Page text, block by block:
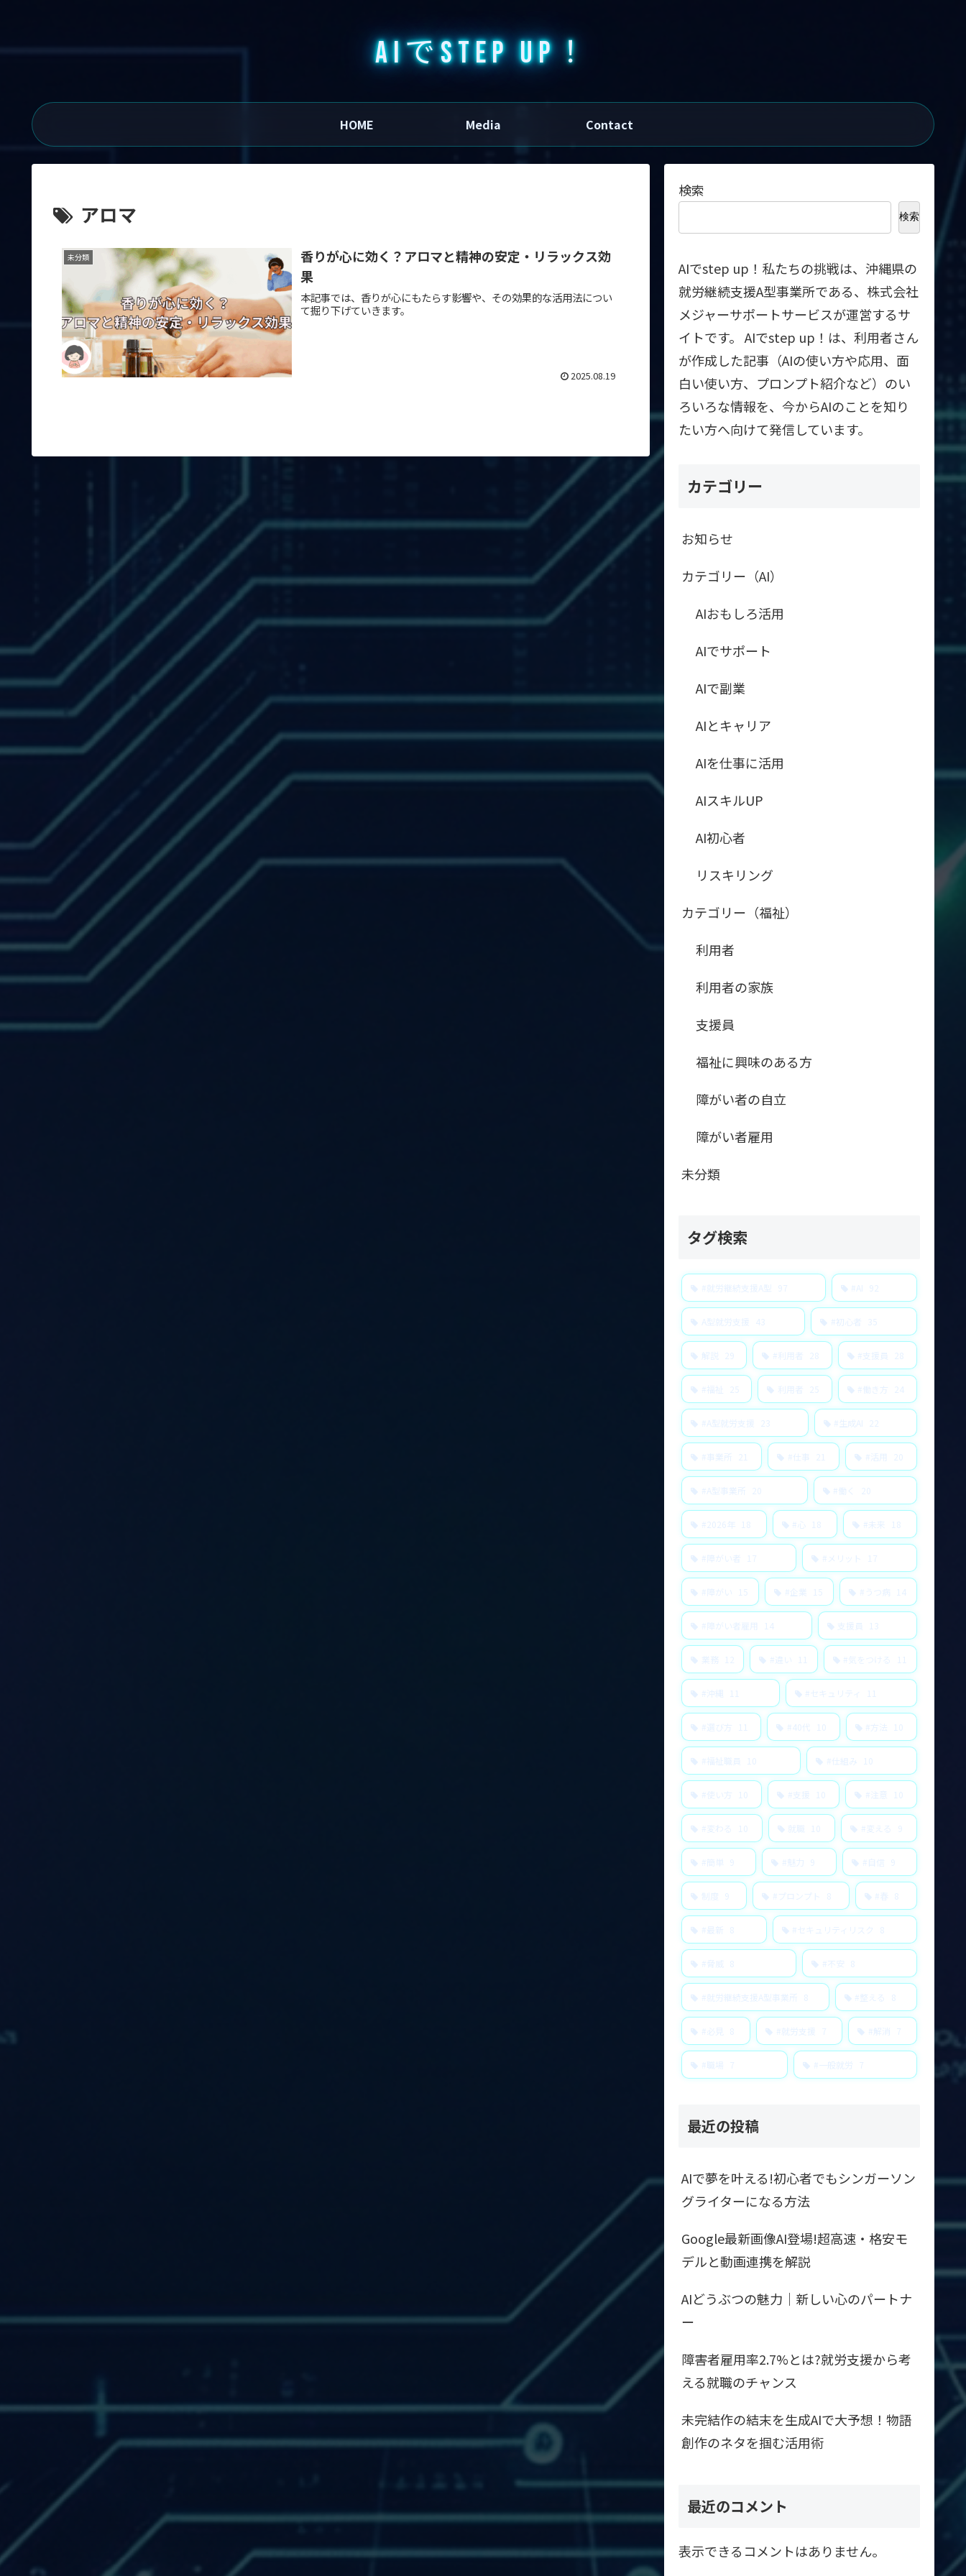
AIでSTEP UP！
HOME Media Contact
アロマ
未分類
香りが心に効く？アロマと精神の安定・リラックス効
果
本記事では、香りが心にもたらす影響や、その効果的な活用法につい
て掘り下げていきます。
2025.08.19
検索
検索
AIでstep up！私たちの挑戦は、沖縄県の
就労継続支援A型事業所である、株式会社
メジャーサポートサービスが運営するサ
イトです。 AIでstep up！は、利用者さん
が作成した記事（AIの使い方や応用、面
白い使い方、プロンプト紹介など）のい
ろいろな情報を、今からAIのことを知り
たい方へ向けて発信しています。
カテゴリー
お知らせ
カテゴリー（AI）
AIおもしろ活用
AIでサポート
AIで副業
AIとキャリア
AIを仕事に活用
AIスキルUP
AI初心者
リスキリング
カテゴリー（福祉）
利用者
利用者の家族
支援員
福祉に興味のある方
障がい者の自立
障がい者雇用
未分類
タグ検索
#就労継続支援A型 97 #AI 92
A型就労支援 43 #初心者 35
解説 29 #利用者 28 #支援員 28
#福祉 25 利用者 25 #働き方 24
#A型就労支援 23 #生成AI 22
#事業所 21 #仕事 21 #活用 20
#A型事業所 20 #働く 20
#2026年 18 #心 18 #未来 18
#障がい者 17 #メリット 17
#障がい 15 #企業 15 #うつ病 14
#障がい者雇用 14 支援員 13
業務 12 #違い 11 #気をつける 11
#沖縄 11 #セキュリティ 11
#選び方 11 #40代 10 #方法 10
#福祉職員 10 #仕組み 10
#使い方 10 #支援 10 #注意 10
#変わる 10 就職 10 #変える 9
#簡単 9 #魅力 9 #自信 9
制度 9 #プロンプト 8 #春 8
#最新 8 #セキュリティリスク 8
#脅威 8 #不安 8
#就労継続支援A型事業所 8 #整える 8
#必見 8 #就労支援 7 #解消 7
#職場 7 #一般就労 7
最近の投稿
AIで夢を叶える!初心者でもシンガーソン
グライターになる方法
Google最新画像AI登場!超高速・格安モ
デルと動画連携を解説
AIどうぶつの魅力｜新しい心のパートナ
ー
障害者雇用率2.7%とは?就労支援から考
える就職のチャンス
未完結作の結末を生成AIで大予想！物語
創作のネタを掴む活用術
最近のコメント
表示できるコメントはありません。